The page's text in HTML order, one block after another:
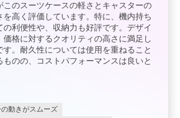
このスーツケースの軽さとキャスターの
を高く評価しています。特に、機内持ち
の利便性や、収納力も好評です。デザイ
価格に対するクオリティの高さに満足し
す。耐久性については使用を重ねること
ものの、コストパフォーマンスは良いと
動きがスムーズ